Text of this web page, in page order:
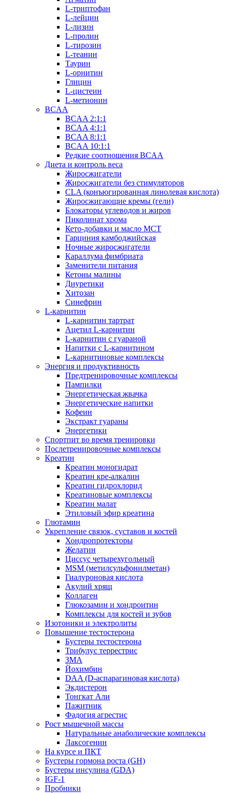
L-триптофан
L-лейцин
L-лизин
L-пролин
L-тирозин
L-теанин
Таурин
L-орнитин
Глицин
L-цистеин
L-метионин
BCAA
BCAA 2:1:1
BCAA 4:1:1
BCAA 8:1:1
BCAA 10:1:1
Редкие соотношения BCAA
Диета и контроль веса
Жиросжигатели
Жиросжигатели без стимуляторов
CLA (конъюгированная линолевая кислота)
Жиросжигающие кремы (гели)
Блокаторы углеводов и жиров
Пиколинат хрома
Кето-добавки и масло МСТ
Гарциния камбоджийская
Ночные жиросжигатели
Караллума фимбриата
Заменители питания
Кетоны малины
Диуретики
Хитозан
Синефрин
L-карнитин
L-карнитин тартрат
Ацетил L-карнитин
L-карнитин с гуараной
Напитки c L-карнитином
L-карнитиновые комплексы
Энергия и продуктивность
Предтренировочные комплексы
Пампилки
Энергетическая жвачка
Энергетические напитки
Кофеин
Экстракт гуараны
Энергетики
Спортпит во время тренировки
Послетренировочные комплексы
Креатин
Креатин моногидрат
Креатин кре-алкалин
Креатин гидрохлорид
Креатиновые комплексы
Креатин малат
Этиловый эфир креатина
Глютамин
Укрепление связок, суставов и костей
Хондропротекторы
Желатин
Циссус четырехугольный
MSM (метилсульфонилметан)
Гиалуроновая кислота
Акулий хрящ
Коллаген
Глюкозамин и хондроитин
Комплексы для костей и зубов
Изотоники и электролиты
Повышение тестостерона
Бустеры тестостерона
Трибулус террестрис
ЗМА
Йохимбин
DAA (D-аспарагиновая кислота)
Экдистерон
Тонгкат Али
Пажитник
Фадогия агрестис
Рост мышечной массы
Натуральные анаболические комплексы
Лаксогенин
На курсе и ПКТ
Бустеры гормона роста (GH)
Бустеры инсулина (GDA)
IGF-1
Пробники